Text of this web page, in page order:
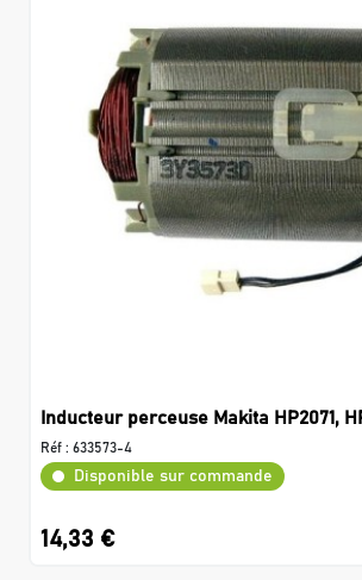
Inducteur perceuse Makita HP2071,
Réf : 633573-4
Disponible sur commande
14,33 €